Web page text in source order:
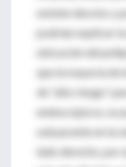
existen desvíos y
podrían explicar
ubicación del
que la mayoría de
de “alto riesgo”
endoscópicos, es
subyacente en la
lado derecho, por